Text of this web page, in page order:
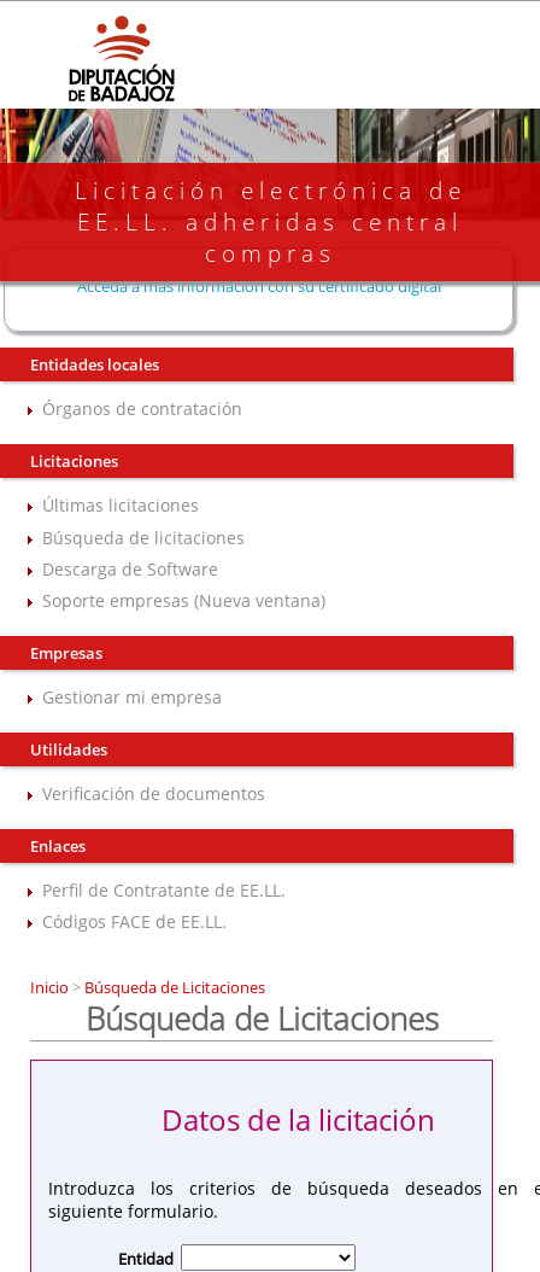
Licitación electrónica de
EE.LL. adheridas central
compras
Acceda a más información con su certificado digital
Entidades locales
Órganos de contratación
Licitaciones
Últimas licitaciones
Búsqueda de licitaciones
Descarga de Software
Soporte empresas (Nueva ventana)
Empresas
Gestionar mi empresa
Utilidades
Verificación de documentos
Enlaces
Perfil de Contratante de EE.LL.
Códigos FACE de EE.LL.
Inicio > Búsqueda de Licitaciones
Búsqueda de Licitaciones
Introduzca los criterios de búsqueda deseados en
siguiente formulario.
Datos de la licitación
Entidad